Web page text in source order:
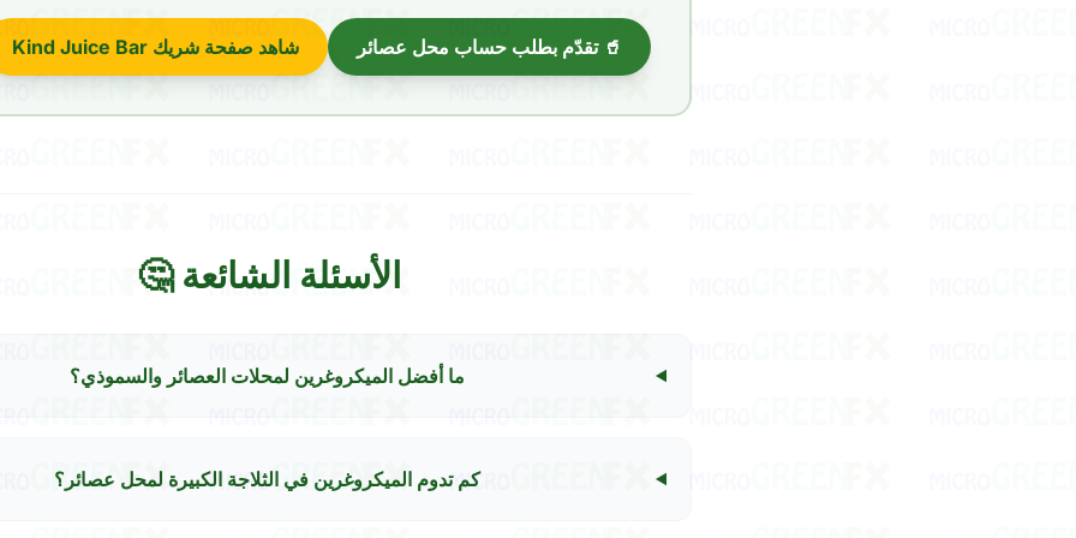
🥤 تقدّم بطلب حساب محل عصائر شاهد صفحة شريك Kind Juice Bar
الأسئلة الشائعة 🤔
ما أفضل الميكروغرين لمحلات العصائر والسموذي؟
كم تدوم الميكروغرين في الثلاجة الكبيرة لمحل عصائر؟